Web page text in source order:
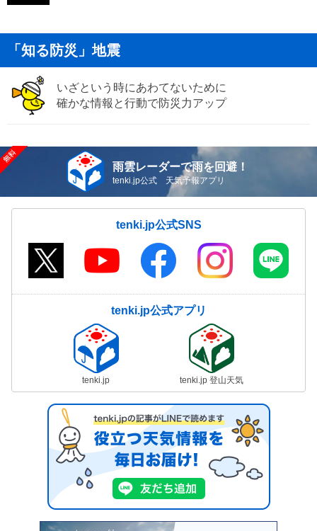
「知る防災」地震
いざという時にあわてないために
確かな情報と行動で防災力アップ
雨雲レーダーで雨を回避！
tenki.jp公式 天気予報アプリ
tenki.jp公式SNS
tenki.jp公式アプリ
tenki.jp tenki.jp 登山天気